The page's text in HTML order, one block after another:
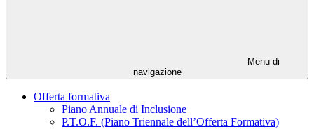
Menu di
navigazione
Offerta formativa
Piano Annuale di Inclusione
P.T.O.F. (Piano Triennale dell’Offerta Formativa)